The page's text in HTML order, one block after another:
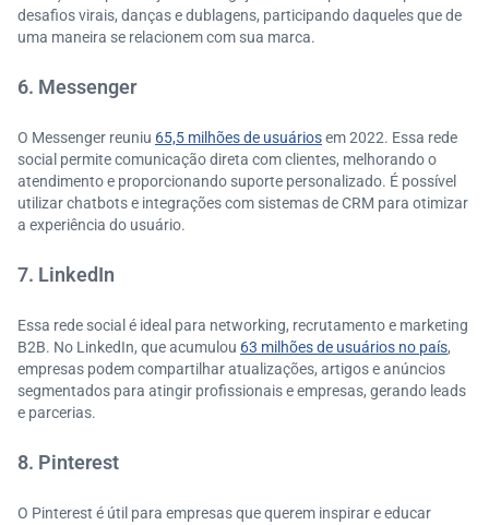
desafios virais, danças e dublagens, participando daqueles que de
uma maneira se relacionem com sua marca.
6. Messenger
O Messenger reuniu 65,5 milhões de usuáriosem 2022. Essa rede
social permite comunicação direta com clientes, melhorando o
atendimento e proporcionando suporte personalizado. É possível
utilizar chatbots e integrações com sistemas de CRM para otimizar
a experiência do usuário.
7. LinkedIn
Essa rede social é ideal para networking, recrutamento e marketing
B2B. No LinkedIn, que acumulou 63 milhões de usuários no país,
empresas podem compartilhar atualizações, artigos e anúncios
segmentados para atingir profissionais e empresas, gerando leads
e parcerias.
8. Pinterest
O Pinterest é útil para empresas que querem inspirar e educar